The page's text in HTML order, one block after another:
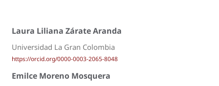
Laura Liliana Zárate Aranda
Universidad La Gran Colombia
https://orcid.org/0000-0003-2065-8048
Emilce Moreno Mosquera